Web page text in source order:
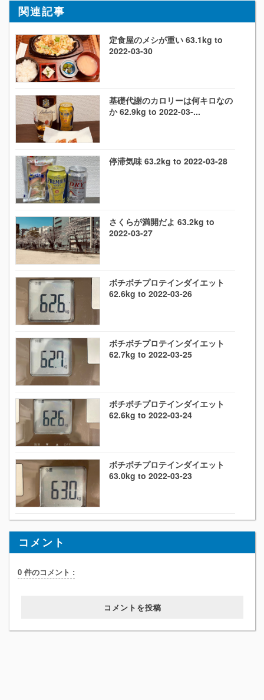
関連記事
定食屋のメシが重い 63.1kg to
2022-03-30
基礎代謝のカロリーは何キロなの
か 62.9kg to 2022-03-...
停滞気味 63.2kg to 2022-03-28
さくらが満開だよ 63.2kg to
2022-03-27
ボチボチプロテインダイエット
62.6kg to 2022-03-26
ボチボチプロテインダイエット
62.7kg to 2022-03-25
ボチボチプロテインダイエット
62.6kg to 2022-03-24
ボチボチプロテインダイエット
63.0kg to 2022-03-23
コメント
0 件のコメント :
コメントを投稿